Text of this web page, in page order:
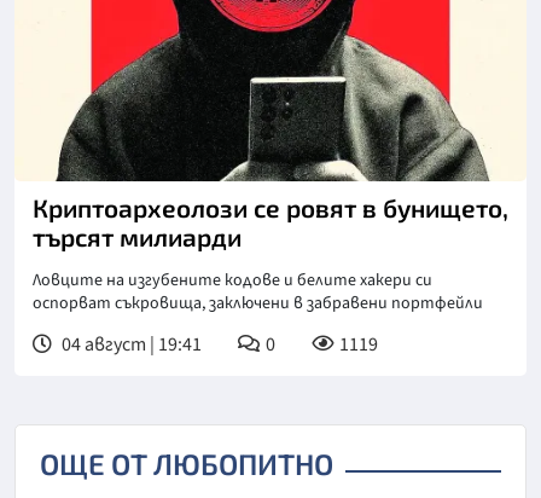
Криптоархеолози се ровят в бунището,
търсят милиарди
Ловците на изгубените кодове и белите хакери си
оспорват съкровища, заключени в забравени портфейли
04 август | 19:41 0 1119
ОЩЕ ОТ ЛЮБОПИТНО